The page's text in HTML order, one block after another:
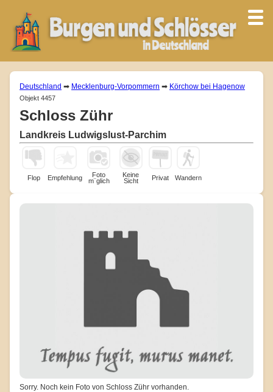
Deutschland ➡ Mecklenburg-Vorpommern ➡ Körchow bei Hagenow
Objekt 4457
Schloss Zühr
Landkreis Ludwigslust-Parchim
Flop Empfehlung
Foto
m¨glich
Keine
Sicht
Privat Wandern
Sorry. Noch kein Foto von Schloss Zühr vorhanden.